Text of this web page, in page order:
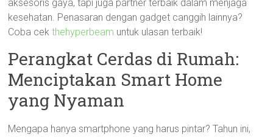
aksesoris gaya, tapi juga partner terbaik dalam menjaga
kesehatan. Penasaran dengan gadget canggih lainnya?
Coba cekthehyperbeam untuk ulasan terbaik!
Perangkat Cerdas di Rumah:
Menciptakan Smart Home
yang Nyaman
Mengapa hanya smartphone yang harus pintar? Tahun ini,